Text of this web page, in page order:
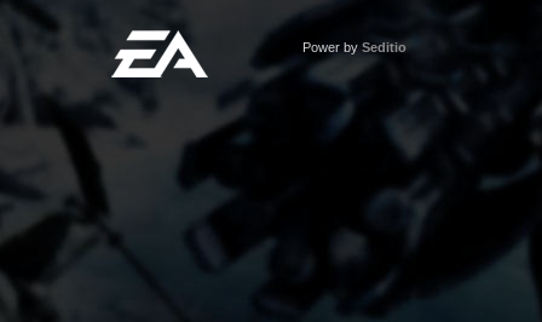
Power by Seditio